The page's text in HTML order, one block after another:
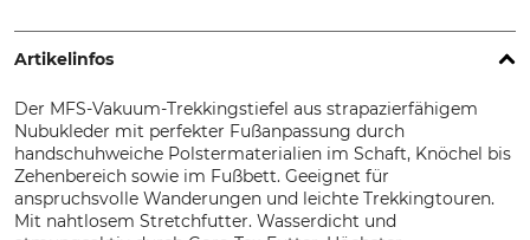
Artikelinfos
Der MFS-Vakuum-Trekkingstiefel aus strapazierfähigem
Nubukleder mit perfekter Fußanpassung durch
handschuhweiche Polstermaterialien im Schaft, Knöchel bis
Zehenbereich sowie im Fußbett. Geeignet für
anspruchsvolle Wanderungen und leichte Trekkingtouren.
Mit nahtlosem Stretchfutter. Wasserdicht und